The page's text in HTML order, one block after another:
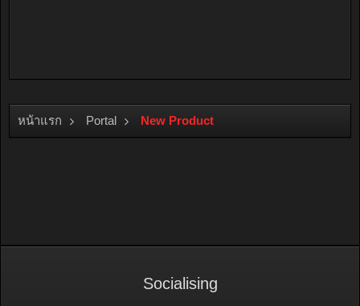
หน้าแรก Portal New Product
Socialising